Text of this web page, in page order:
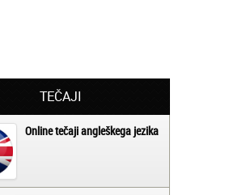
TEČAJI
Online tečaji angleškega jezika